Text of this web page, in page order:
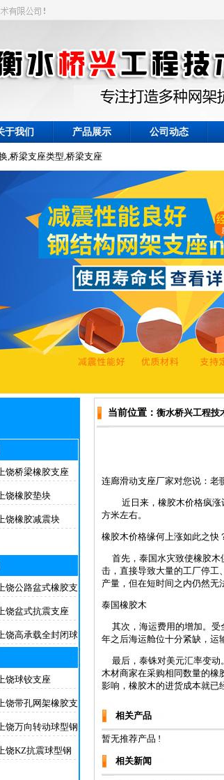
于我们 产品展示 公司动态
,桥梁支座类型,桥梁支座
饶桥梁橡胶支座
饶橡胶垫块
饶橡胶减震块
饶公路盆式橡胶支
饶盆式抗震支座
饶高承载全封闭球
饶球铰支座
饶带孔网架橡胶支
饶万向转动球型钢
饶KZ抗震球型钢
当前位置： 衡水桥兴工程技
连廊滑动支座厂家对您说：老
近日来，橡胶木价格疯涨让
方米左右。
橡胶木价格缘何上涨如此之快
首先，泰国水灾致使橡胶木
击，直接导致大量的工厂停工
产量，但在短时间之内仍然无
泰国橡胶木
其次，海运费用的增加。受
年之后海运舱位十分紧缺，运
最后，泰铢对美元汇率变动
木材商家在采购相同数量的橡
影响，橡胶木的进货成本就已
相关产品
暂无推荐产品 !
相关新闻